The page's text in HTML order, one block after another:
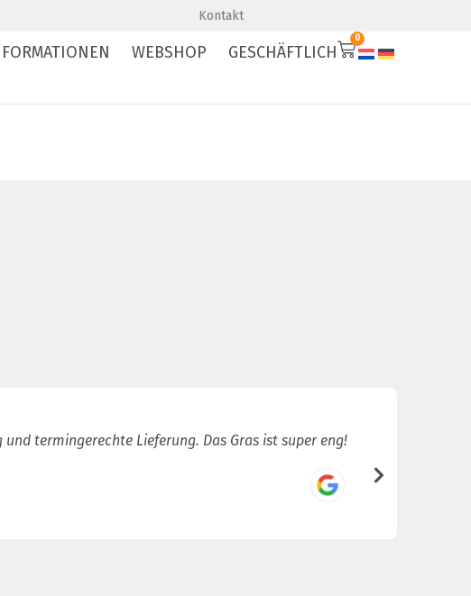
Kontakt
WEBSHOP GESCHÄFTLICH
0
termingerechte Lieferung. Das Gras ist super eng!